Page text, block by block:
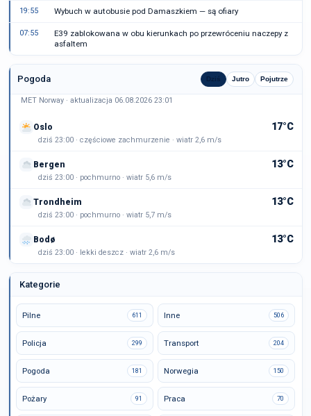
19:55 Wybuch w autobusie pod Damaszkiem — są ofiary
07:55
E39 zablokowana w obu kierunkach po przewróceniu naczepy z
asfaltem
Pogoda Dziś Jutro Pojutrze
MET Norway · aktualizacja 06.08.2026 23:01
Oslo 17°C
dziś 23:00 · częściowe zachmurzenie · wiatr 2,6 m/s
Bergen 13°C
dziś 23:00 · pochmurno · wiatr 5,6 m/s
Trondheim 13°C
dziś 23:00 · pochmurno · wiatr 5,7 m/s
Bodø 13°C
dziś 23:00 · lekki deszcz · wiatr 2,6 m/s
Kategorie
Pilne 611 Inne 506
Policja 299 Transport 204
Pogoda 181 Norwegia 150
Pożary 91 Praca 70